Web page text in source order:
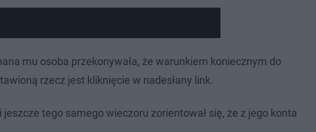
mu osoba przekonywała, że warunkiem koniecznym do
rzecz jest kliknięcie w nadesłany link.
tego samego wieczoru zorientował się, że z jego konta